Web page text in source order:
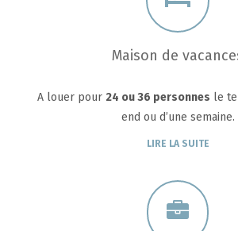
Maison de
A louer pour 24 ou 36 personnes le
end ou d’une semaine.
LIRE LA SUITE